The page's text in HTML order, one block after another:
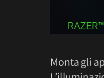
Monta gli